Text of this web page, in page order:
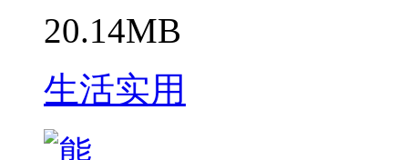
20.14MB
生活实用